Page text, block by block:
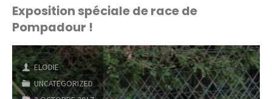
de
Ales"
Exposition spéciale de race de
Pompadour !
ELODIE
UNCATEGORIZED